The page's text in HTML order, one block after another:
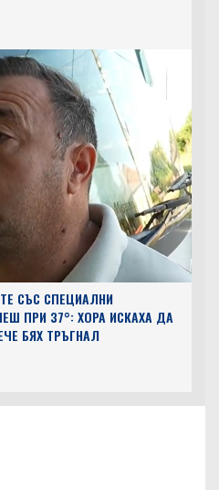
СЪС СПЕЦИАЛНИ
ПРИ 37°: ХОРА ИСКАХА ДА
БЯХ ТРЪГНАЛ